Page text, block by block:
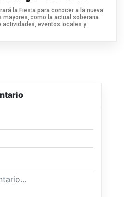
la Fiesta para conocer a la nueva
mayores, como la actual soberana
actividades, eventos locales y